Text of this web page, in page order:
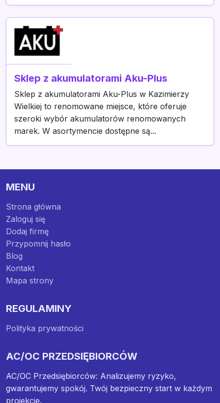
Sklep z akumulatorami Aku-Plus
Sklep z akumulatorami Aku-Plus w Kazimierzy
Wielkiej to renomowane miejsce, które oferuje
szeroki wybór akumulatorów renomowanych
marek. W asortymencie dostępne są...
MENU
Strona główna
Zaloguj się
Dodaj firmę
Przypomnij hasło
Blog
Kontakt
Mapa strony
REGULAMINY
Polityka prywatności
AC/OC PRZEDSIĘBIORCÓW
AC/OC Przedsiębiorców: Analizujemy ryzyko,
gwarantujemy spokój. Twój bezpieczny start w każdym
projekcie.